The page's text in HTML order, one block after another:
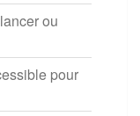
ou
pour